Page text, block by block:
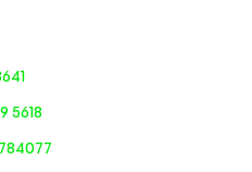
5618